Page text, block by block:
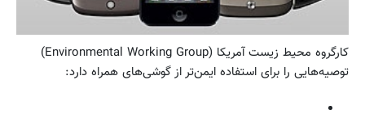
کارگروه محیط زیست آمریکا (Environmental Working Group)
توصیه‌هایی را برای استفاده ایمن‌تر از گوشی‌های همراه دارد: